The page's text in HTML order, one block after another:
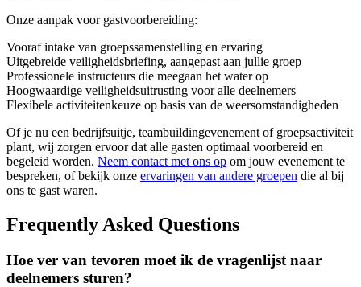
Onze aanpak voor gastvoorbereiding:
Vooraf intake van groepssamenstelling en ervaring
Uitgebreide veiligheidsbriefing, aangepast aan jullie groep
Professionele instructeurs die meegaan het water op
Hoogwaardige veiligheidsuitrusting voor alle deelnemers
Flexibele activiteitenkeuze op basis van de weersomstandigheden
Of je nu een bedrijfsuitje, teambuildingevenement of groepsactiviteit
plant, wij zorgen ervoor dat alle gasten optimaal voorbereid en
begeleid worden. Neem contact met ons op om jouw evenement te
bespreken, of bekijk onze ervaringen van andere groepen die al bij
ons te gast waren.
Frequently Asked Questions
Hoe ver van tevoren moet ik de vragenlijst naar
deelnemers sturen?